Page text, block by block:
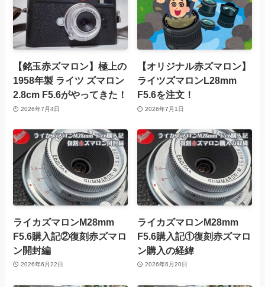
【銘玉赤ズマロン】極上の
1958年製 ライツ ズマロン
2.8cm F5.6がやってきた！
2026年7月4日
【オリジナル赤ズマロン】
ライツズマロンL28mm
F5.6を注文！
2026年7月1日
ライカズマロンM28mm
F5.6購入記②復刻赤ズマロ
ン開封編
2026年6月22日
ライカズマロンM28mm
F5.6購入記①復刻赤ズマロ
ン購入の経緯
2026年6月20日